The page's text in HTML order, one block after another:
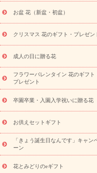
お供え プリザーブドフラワー
盆・初盆）
その他 お祝
ビジネス用
ご自宅用
ドフラワー
スタイルから
ンド花
お祝い お供え・
ディ胡蝶蘭・お祝い
ミデ
観葉植物
観葉植物 産
お祝い
お供え・お悔やみ
プチギフト（hanamore -ハナ
キューピットのeGfit
カラ
ド
お花の種類
お祝い お祝い・3000円
5000円～
お祝い・7000円
悔やみ
円～
お供え・お悔やみ・
お盆 花（新盆・初盆）
クリスマス 花のギフト・プレゼン
成人の日に贈る花
フラワーバレンタイン 花のギフト
プレゼント
卒園卒業・入園入学祝いに贈る花
お供えセットギフト
「きょう誕生日なんです」キャン
ーン
花とみどりのeギフト